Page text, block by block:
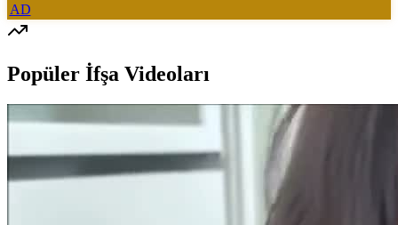
AD
Popüler İfşa Videoları